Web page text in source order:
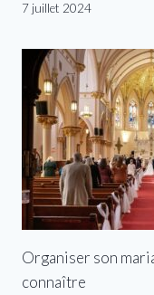
7 juillet 2024
Organiser son
connaître